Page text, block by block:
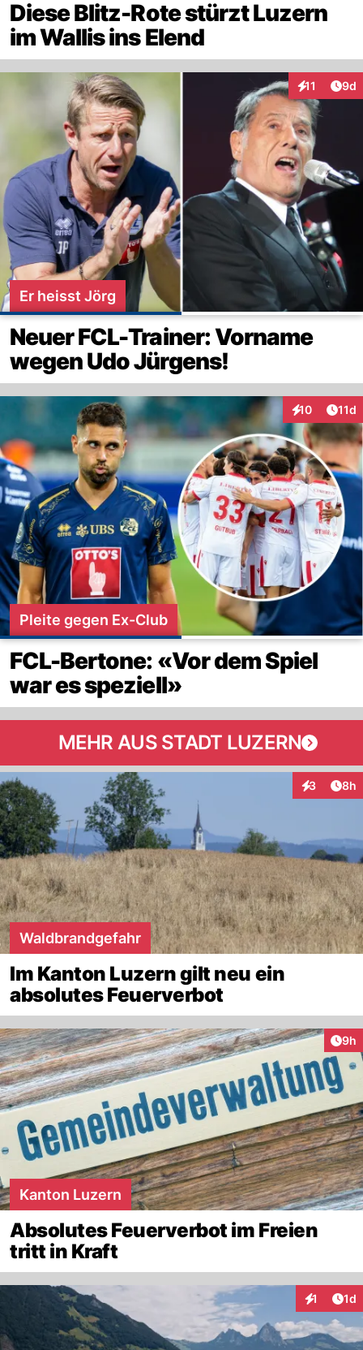
Diese Blitz-Rote stürzt Luzern
im Wallis ins Elend
11 9d
Er heisst Jörg
Neuer FCL-Trainer: Vorname
wegen Udo Jürgens!
10
Interaktionen
11d
Pleite gegen Ex-Club
FCL-Bertone: «Vor dem Spiel
war es speziell»
MEHR AUS STADT LUZERN
3 8h
Waldbrandgefahr
Im Kanton Luzern gilt neu ein
absolutes Feuerverbot
9h
Kanton Luzern
Absolutes Feuerverbot im Freien
tritt in Kraft
1 1d